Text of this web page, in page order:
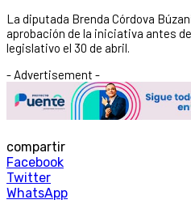
La diputada Brenda Córdova
aprobación de la iniciativa antes
legislativo el 30 de abril.
- Advertisement -
compartir
Facebook
Twitter
WhatsApp